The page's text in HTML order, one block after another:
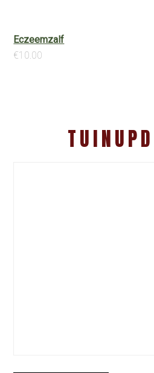
Eczeemzalf
€10.00